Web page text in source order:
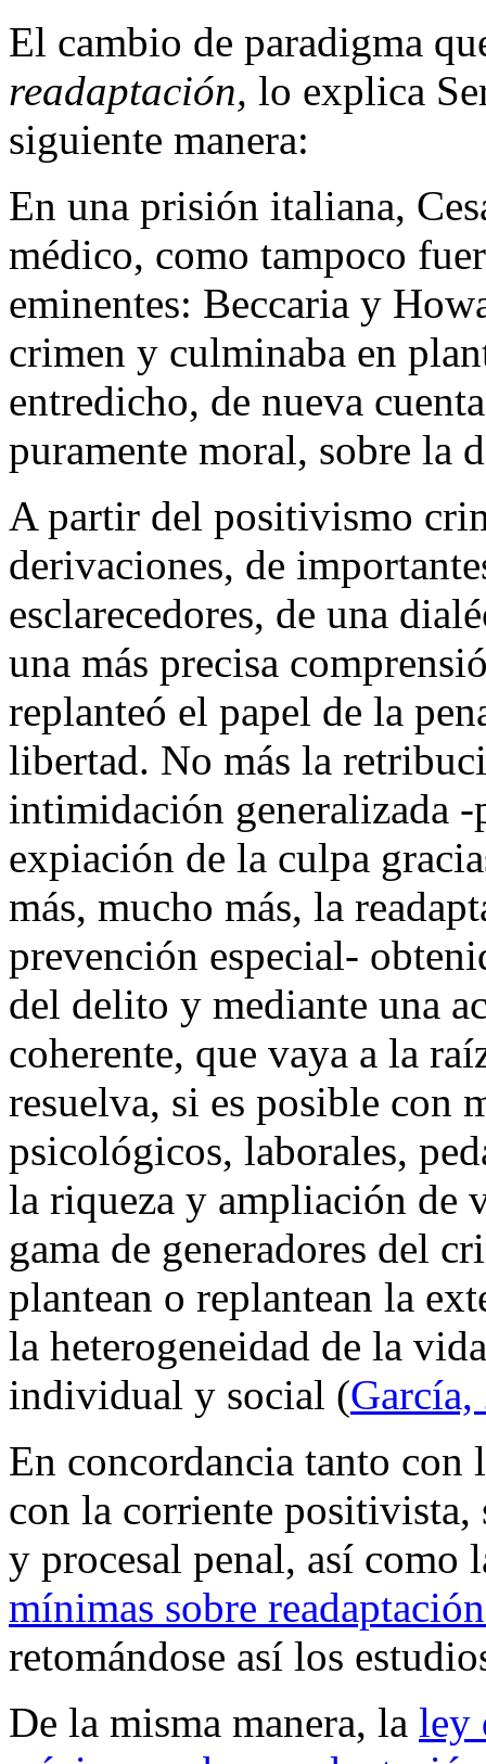
El cambio de paradigma
readaptación, lo explica
siguiente manera:
En una prisión italiana,
médico, como tampoco
eminentes: Beccaria y
crimen y culminaba en
entredicho, de nueva
puramente moral, sobre la
A partir del positivismo
derivaciones, de
esclarecedores, de una
una más precisa
replanteó el papel de la
libertad. No más la
intimidación generalizada
expiación de la culpa
más, mucho más, la
prevención especial-
del delito y mediante una
coherente, que vaya a la
resuelva, si es posible con
psicológicos, laborales,
la riqueza y ampliación de
gama de generadores del
plantean o replantean la
la heterogeneidad de la
individual y social (
En concordancia tanto
con la corriente positivista,
y procesal penal, así como
mínimas sobre
retomándose así los
De la misma manera, la ley